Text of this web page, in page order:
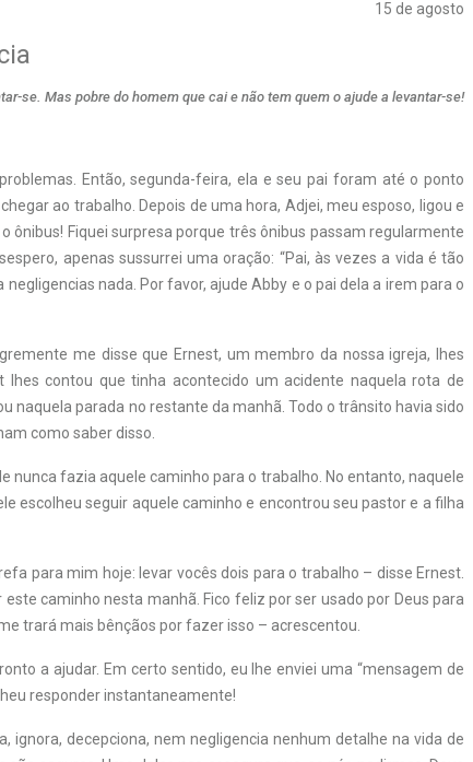
15 de agosto
se. Mas pobre do homem que cai e não tem quem o ajude a levantar-se!
Então, segunda-feira, ela e seu pai foram até o ponto
ao trabalho. Depois de uma hora, Adjei, meu esposo, ligou e
ônibus! Fiquei surpresa porque três ônibus passam regularmente
apenas sussurrei uma oração: “Pai, às vezes a vida é tão
nada. Por favor, ajude Abby e o pai dela a irem para o
me disse que Ernest, um membro da nossa igreja, lhes
lhes contou que tinha acontecido um acidente naquela rota de
naquela parada no restante da manhã. Todo o trânsito havia sido
como saber disso.
nunca fazia aquele caminho para o trabalho. No entanto, naquele
escolheu seguir aquele caminho e encontrou seu pastor e a filha
para mim hoje: levar vocês dois para o trabalho – disse Ernest.
caminho nesta manhã. Fico feliz por ser usado por Deus para
trará mais bênçãos por fazer isso – acrescentou.
a ajudar. Em certo sentido, eu lhe enviei uma “mensagem de
responder instantaneamente!
ignora, decepciona, nem negligencia nenhum detalhe na vida de